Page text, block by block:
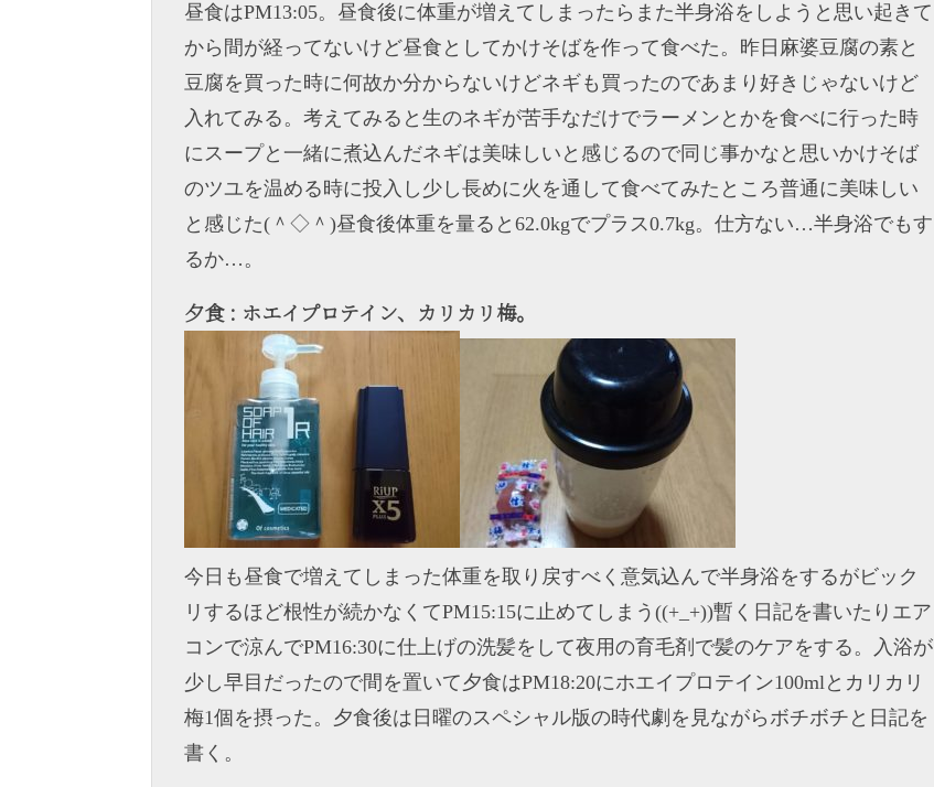
昼食はPM13:05。昼食後に体重が増えてしまったらまた半身浴をしようと思い起きて
から間が経ってないけど昼食としてかけそばを作って食べた。昨日麻婆豆腐の素と
豆腐を買った時に何故か分からないけどネギも買ったのであまり好きじゃないけど
入れてみる。考えてみると生のネギが苦手なだけでラーメンとかを食べに行った時
にスープと一緒に煮込んだネギは美味しいと感じるので同じ事かなと思いかけそば
のツユを温める時に投入し少し長めに火を通して食べてみたところ普通に美味しい
と感じた(＾◇＾)昼食後体重を量ると62.0kgでプラス0.7kg。仕方ない…半身浴でもす
るか…。
夕食 : ホエイプロテイン、カリカリ梅。
今日も昼食で増えてしまった体重を取り戻すべく意気込んで半身浴をするがビック
リするほど根性が続かなくてPM15:15に止めてしまう((+_+))暫く日記を書いたりエア
コンで涼んでPM16:30に仕上げの洗髪をして夜用の育毛剤で髪のケアをする。入浴が
少し早目だったので間を置いて夕食はPM18:20にホエイプロテイン100mlとカリカリ
梅1個を摂った。夕食後は日曜のスペシャル版の時代劇を見ながらボチボチと日記を
書く。